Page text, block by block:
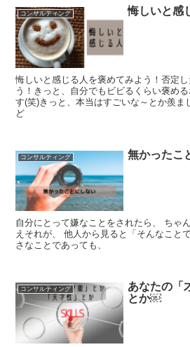
コンサルティング 悔しいと感
悔しいと感じる人を褒めてみよう！否定
う！きっと、自分でもビビるくらい褒め
す(笑)きっと、本当はすごいな～とか羨ま
ど
コンサルティング 無かったこ
自分にとって嫌なことをされたら、 ちゃ
えそれが、 他人から見ると「そんなこと
さなことであっても、
コンサルティング
あなたの「
とか￼